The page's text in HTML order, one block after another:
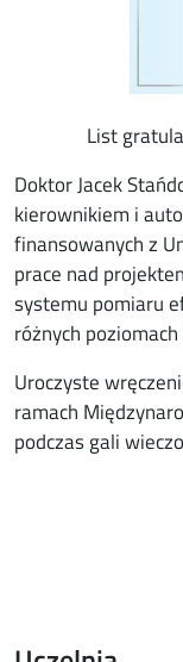
List
Doktor Jacek
kierownikiem i
finansowanych z
prace nad
systemu pomiaru
różnych
Uroczyste
ramach
podczas gali